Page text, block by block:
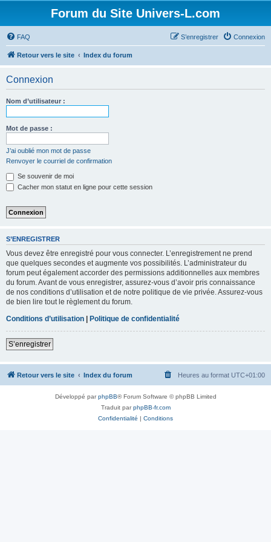
Forum du Site Univers-L.com
FAQ Connexion
S’enregistrer
Retour vers le site Index du forum
Connexion
Nom d’utilisateur :
Mot de passe :
J’ai oublié mon mot de passe
Renvoyer le courriel de confirmation
Se souvenir de moi
Cacher mon statut en ligne pour cette session
S’ENREGISTRER
Vous devez être enregistré pour vous connecter. L’enregistrement ne prend
que quelques secondes et augmente vos possibilités. L’administrateur du
forum peut également accorder des permissions additionnelles aux membres
du forum. Avant de vous enregistrer, assurez-vous d’avoir pris connaissance
de nos conditions d’utilisation et de notre politique de vie privée. Assurez-vous
de bien lire tout le règlement du forum.
Conditions d’utilisation | Politique de confidentialité
S’enregistrer
Retour vers le site Index du forum Heures au format UTC+01:00
Développé parphpBB® Forum Software © phpBB Limited
Traduit parphpBB-fr.com
Confidentialité | Conditions